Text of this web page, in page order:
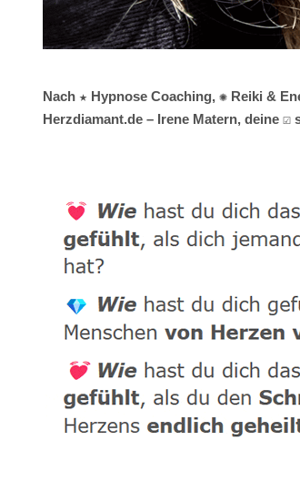
Nach ★ Hypnose Coaching, ✺ Reiki &
Herzdiamant.de – Irene Matern, deine